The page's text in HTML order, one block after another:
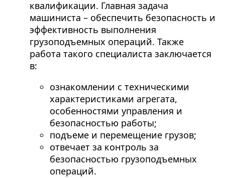
квалификации. Главная задача
машиниста – обеспечить безопасность и
эффективность выполнения
грузоподъемных операций. Также
работа такого специалиста заключается
в:
ознакомлении с техническими
характеристиками агрегата,
особенностями управления и
безопасностью работы;
подъеме и перемещение грузов;
отвечает за контроль за
безопасностью грузоподъемных
операций.